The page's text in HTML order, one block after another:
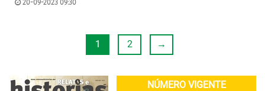
20-09-2023 09:30
1 2 →
NÚMERO VIGENTE